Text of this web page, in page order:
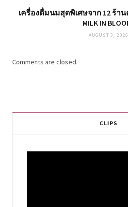
เครื่องดื่มนมสุดพิเศษจาก 12 ร้าน
MILK IN
AUGUST 3, 2026
Comments are closed.
CLIPS